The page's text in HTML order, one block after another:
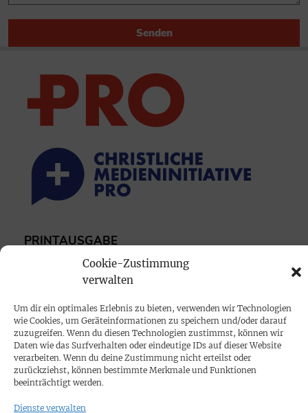
Cookie-Zustimmung
verwalten
Um dir ein optimales Erlebnis zu bieten, verwenden wir Technologien
wie Cookies, um Geräteinformationen zu speichern und/oder darauf
zuzugreifen. Wenn du diesen Technologien zustimmst, können wir
Daten wie das Surfverhalten oder eindeutige IDs auf dieser Website
verarbeiten. Wenn du deine Zustimmung nicht erteilst oder
zurückziehst, können bestimmte Merkmale und Funktionen
beeinträchtigt werden.
Dienste verwalten
Senden
PRINTAUSGABE
Mediadaten
PROKOMPAKT
Impressum
SPENDEN
Datenschutz